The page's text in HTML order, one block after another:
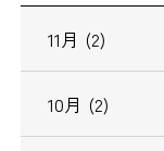
11月 (2)
10月 (2)